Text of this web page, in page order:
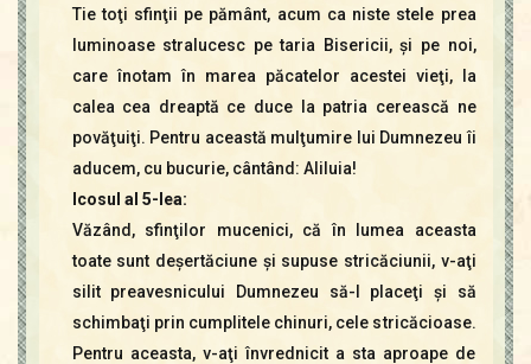
Tie toţi sfinţii pe pământ, acum ca niste stele prea
luminoase stralucesc pe taria Bisericii, şi pe noi,
care înotam în marea păcatelor acestei vieţi, la
calea cea dreaptă ce duce la patria cerească ne
povăţuiţi. Pentru această mulţumire lui Dumnezeu îi
aducem, cu bucurie, cântând: Aliluia!
Icosul al 5-lea:
Văzând, sfinţilor mucenici, că în lumea aceasta
toate sunt deşertăciune şi supuse stricăciunii, v-aţi
silit preavesnicului Dumnezeu să-l placeţi şi să
schimbaţi prin cumplitele chinuri, cele stricăcioase.
Pentru aceasta, v-aţi învrednicit a sta aproape de